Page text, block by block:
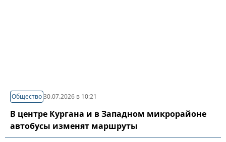
Общество30.07.2026 в 10:21
В центре Кургана и в Западном микрорайоне
автобусы изменят маршруты